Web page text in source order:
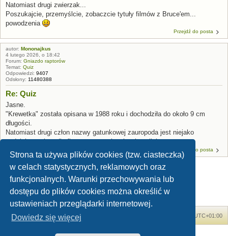
Strona ta używa plików cookies (tzw. ciasteczka)
w celach statystycznych, reklamowych oraz
funkcjonalnych. Warunki przechowywania lub
dostępu do plików cookies można określić w
ustawieniach przeglądarki internetowej.
Dowiedz się więcej
Natomiast drugi zwierzak...
Poszukajcie, przemyślcie, zobaczcie tytuły filmów z Bruce'em...
powodzenia
Przejdź do posta
autor: Mononajkus
4 lutego 2026, o 18:42
Forum: Gniazdo raptorów
Temat: Quiz
Odpowiedzi: 9407
Odsłony: 11480388
Re: Quiz
Jasne.
"Krewetka" została opisana w 1988 roku i dochodziła do około 9 cm
długości.
Natomiast drugi człon nazwy gatunkowej zauropoda jest niejako
podziękowaniem dla firmy sponsorującej wykopaliska.
Przejdź do posta
Znaleziono 58 wyników 1 2 3 Następna
Forum Dinozaury.com UTC+01:00
Dinozaury.com© 2006-2020